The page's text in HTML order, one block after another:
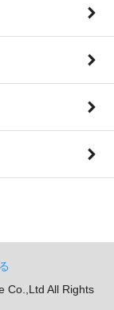
Co.,Ltd All Rights